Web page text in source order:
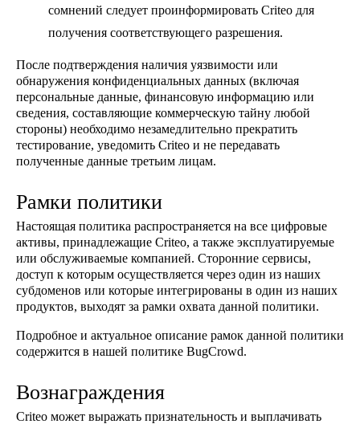
сомнений следует проинформировать Criteo для
получения соответствующего разрешения.
После подтверждения наличия уязвимости или
обнаружения конфиденциальных данных (включая
персональные данные, финансовую информацию или
сведения, составляющие коммерческую тайну любой
стороны) необходимо незамедлительно прекратить
тестирование, уведомить Criteo и не передавать
полученные данные третьим лицам.
Рамки политики
Настоящая политика распространяется на все цифровые
активы, принадлежащие Criteo, а также эксплуатируемые
или обслуживаемые компанией. Сторонние сервисы,
доступ к которым осуществляется через один из наших
субдоменов или которые интегрированы в один из наших
продуктов, выходят за рамки охвата данной политики.
Подробное и актуальное описание рамок данной политики
содержится в нашей политике BugCrowd.
Вознаграждения
Criteo может выражать признательность и выплачивать